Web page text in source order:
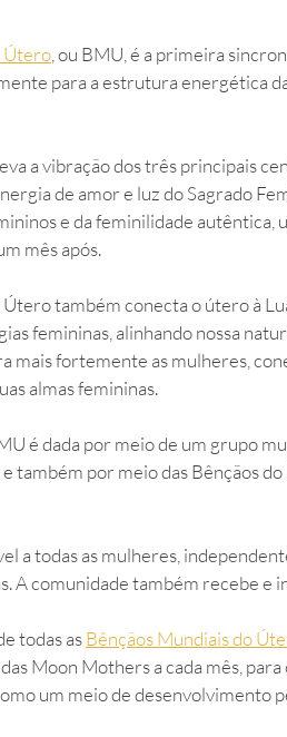
Útero , ou BMU, é a primeira
para a estrutura energética
a vibração dos três principais
de amor e luz do Sagrado
e da feminilidade autêntica,
mês após.
também conecta o útero à
femininas, alinhando nossa
mais fortemente as mulheres,
almas femininas.
é dada por meio de um grupo
também por meio das Bênçãos
a todas as mulheres,
A comunidade também recebe e
todas as Bênçãos Mundiais do
Moon Mothers a cada mês,
um meio de desenvolvimento